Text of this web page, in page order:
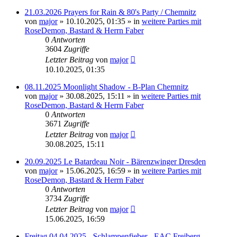
21.03.2026 Prayers for Rain & 80's Party / Chemnitz
von major» 10.10.2025, 01:35 » in weitere Parties mit
RoseDemon, Bastard & Herrn Faber
0Antworten
3604 Zugriffe
Letzter Beitrag von major
10.10.2025, 01:35
08.11.2025 Moonlight Shadow - B-Plan Chemnitz
von major» 30.08.2025, 15:11 » in weitere Parties mit
RoseDemon, Bastard & Herrn Faber
0Antworten
3671 Zugriffe
Letzter Beitrag von major
30.08.2025, 15:11
20.09.2025 Le Batardeau Noir - Bärenzwinger Dresden
von major» 15.06.2025, 16:59 » in weitere Parties mit
RoseDemon, Bastard & Herrn Faber
0Antworten
3734 Zugriffe
Letzter Beitrag von major
15.06.2025, 16:59